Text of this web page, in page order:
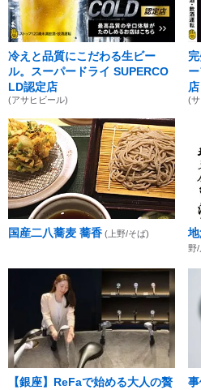
冷えと品質にこだわる生ビー
ル。スーパードライ SUPERCO
LD認定店
(アサヒビール)
店
(
国産二八蕎麦 蕎香 (上野/そば)
野/
【銀座】ReFaで始める大人の贅